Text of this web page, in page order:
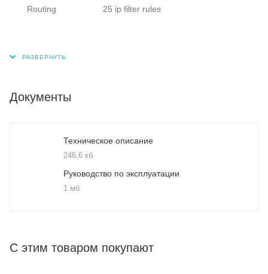
Routing 25 ip filter rules
Документы
Техническое описание
246,6 кб
Руководство по эксплуатации
1 мб
С этим товаром покупают